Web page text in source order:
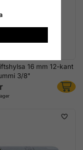
16 mm 12-kant
3/8"